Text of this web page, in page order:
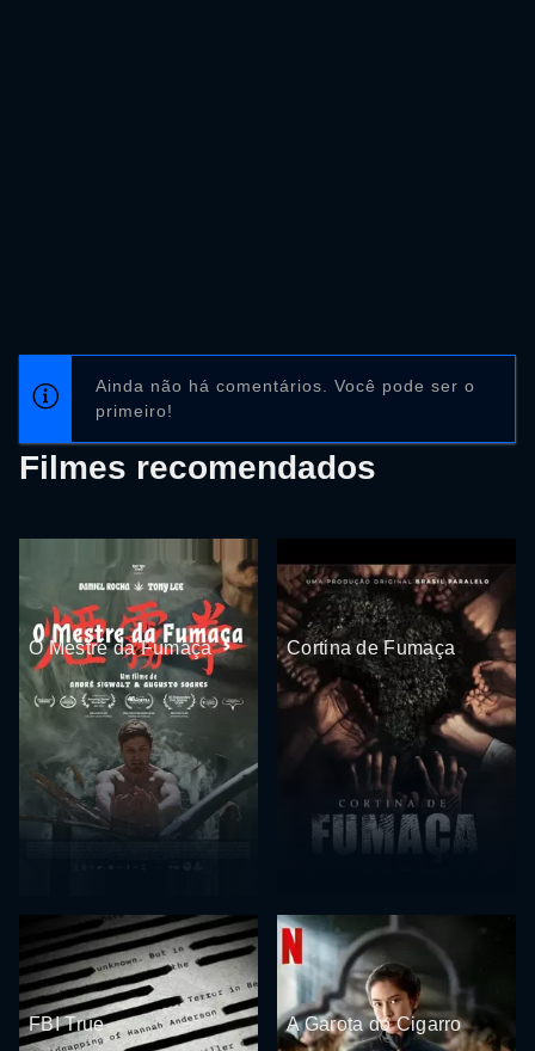
Ainda não há comentários. Você pode ser o
primeiro!
Filmes recomendados
O Mestre da Fumaça Cortina de Fumaça
FBI True A Garota do Cigarro